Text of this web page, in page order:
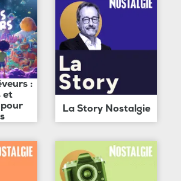
:
et
La Story Nostalgie